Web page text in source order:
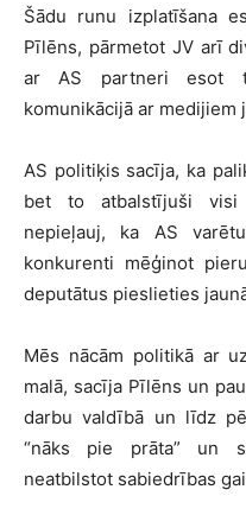
Šādu runu izplatīšana
Pīlēns, pārmetot JV arī
ar AS partneri esot
komunikācijā ar medijiem
AS politiķis sacīja, ka
bet to atbalstījuši visi
nepieļauj, ka AS
konkurenti mēģinot
deputātus pieslieties
Mēs nācām politikā ar
malā, sacīja Pīlēns un
darbu valdībā un līdz
“nāks pie prāta” un
neatbilstot sabiedrības